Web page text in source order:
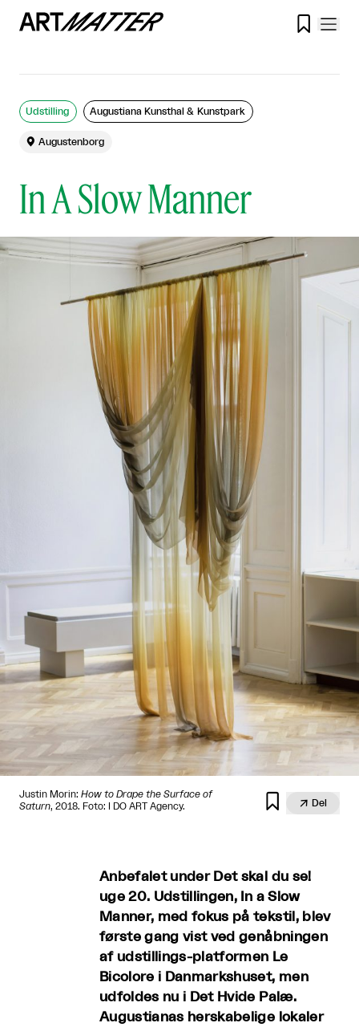

In A Slow Manner
Udstilling Augustiana Kunsthal & Kunstpark
 Augustenborg
Justin Morin: How to Drape the Surface of
Saturn, 2018. Foto: I DO ART Agency.   Del
Anbefalet under Det skal du se!
uge 20. Udstillingen, In a Slow
Manner, med fokus på tekstil, blev
første gang vist ved genåbningen
af udstillings-platformen Le
Bicolore i Danmarkshuset, men
udfoldes nu i Det Hvide Palæ.
Augustianas herskabelige lokaler